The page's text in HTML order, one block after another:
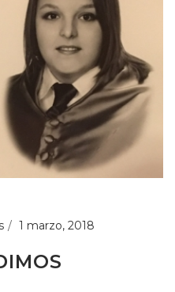
1 marzo, 2018